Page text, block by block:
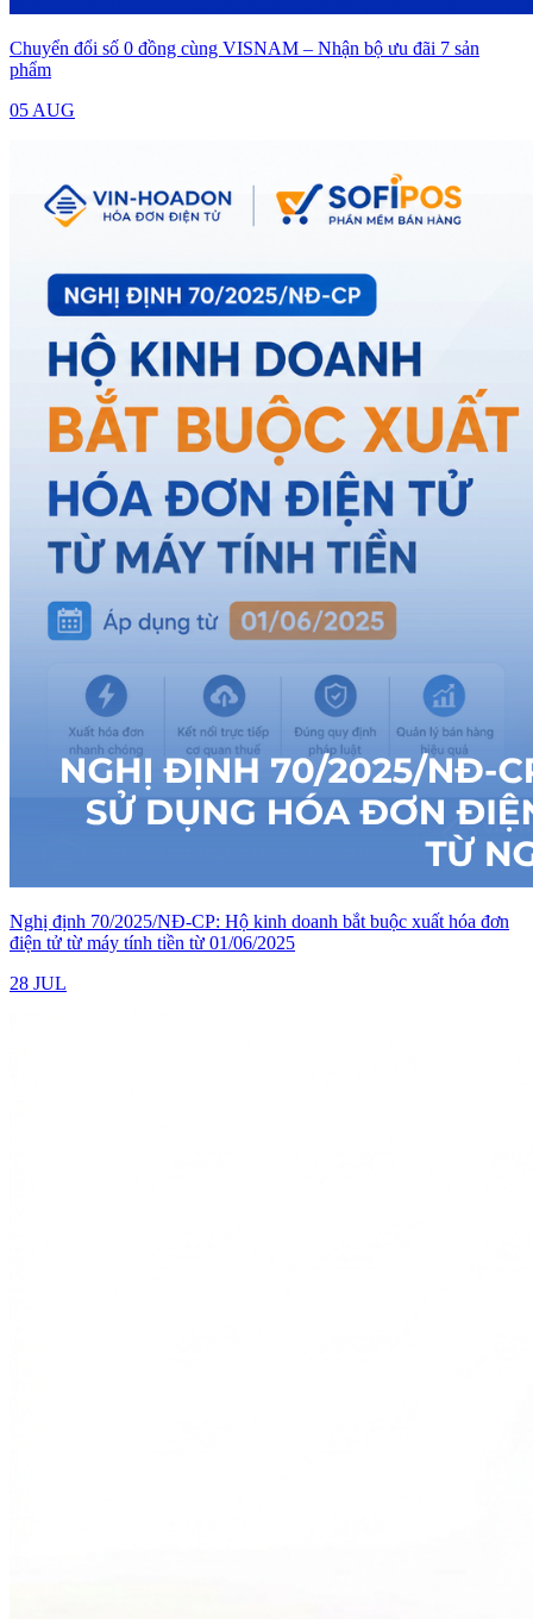
Chuyển đổi số 0 đồng cùng VISNAM – Nhận bộ ưu đãi 7 sản
phẩm
05 AUG
Nghị định 70/2025/NĐ-CP: Hộ kinh doanh bắt buộc xuất hóa đơn
điện tử từ máy tính tiền từ 01/06/2025
28 JUL